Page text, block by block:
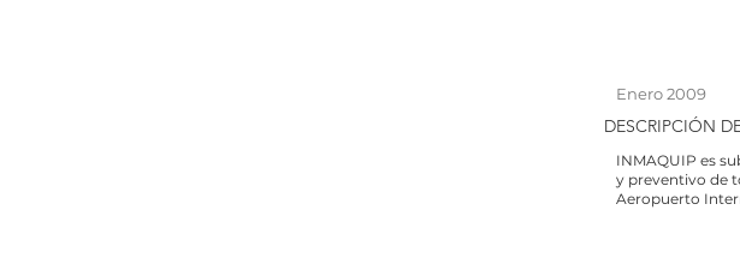
Enero 2009
DESCRIPCIÓN
INMAQUIP es
y preventivo de
Aeropuerto